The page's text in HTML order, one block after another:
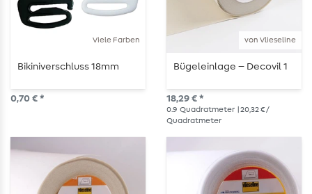
Viele Farben
Bikiniverschluss 18mm
0,70 € *
von Vlieseline
Bügeleinlage – Decovil 1
18,29 € *
0.9 Quadratmeter
| 20,32 € /
Quadratmeter